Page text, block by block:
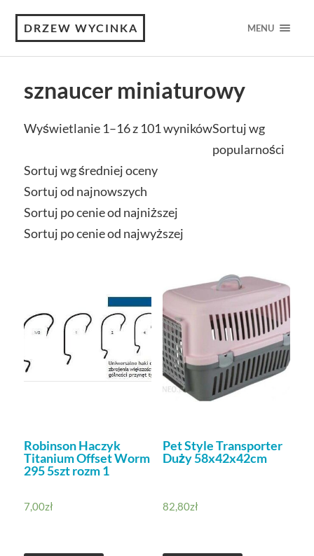
DRZEW WYCINKA MENU
sznaucer miniaturowy
Wyświetlanie 1–16 z 101 wynikówSortuj wg
popularności
Sortuj wg średniej oceny
Sortuj od najnowszych
Sortuj po cenie od najniższej
Sortuj po cenie od najwyższej
Robinson Haczyk
Titanium Offset Worm
295 5szt rozm 1
7,00zł
Pet Style Transporter
Duży 58x42x42cm
82,80zł